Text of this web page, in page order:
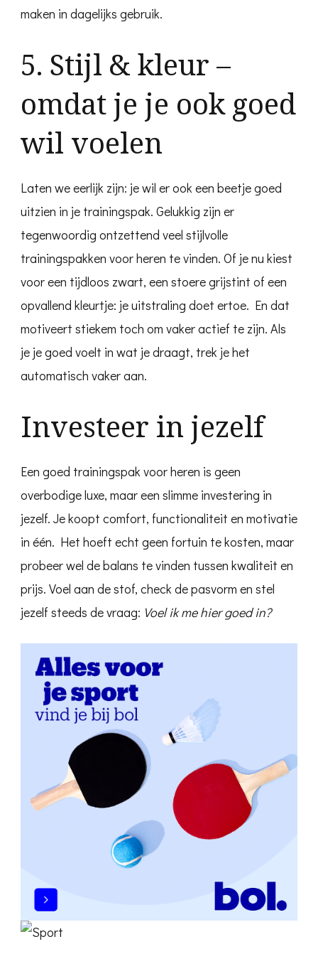
maken in dagelijks gebruik.
5. Stijl & kleur –
omdat je je ook goed
wil voelen
Laten we eerlijk zijn: je wil er ook een beetje goed
uitzien in je trainingspak. Gelukkig zijn er
tegenwoordig ontzettend veel stijlvolle
trainingspakken voor heren te vinden. Of je nu kiest
voor een tijdloos zwart, een stoere grijstint of een
opvallend kleurtje: je uitstraling doet ertoe. En dat
motiveert stiekem toch om vaker actief te zijn. Als
je je goed voelt in wat je draagt, trek je het
automatisch vaker aan.
Investeer in jezelf
Een goed trainingspak voor heren is geen
overbodige luxe, maar een slimme investering in
jezelf. Je koopt comfort, functionaliteit en motivatie
in één. Het hoeft echt geen fortuin te kosten, maar
probeer wel de balans te vinden tussen kwaliteit en
prijs. Voel aan de stof, check de pasvorm en stel
jezelf steeds de vraag: Voel ik me hier goed in?